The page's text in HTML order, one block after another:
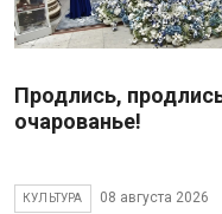
Продлись,
очарованье!
КУЛЬТУРА 08 августа 2026